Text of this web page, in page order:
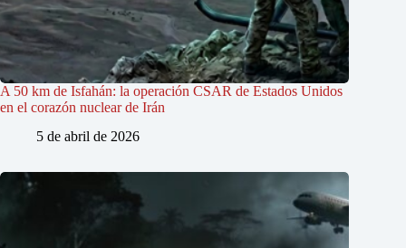
A 50 km de Isfahán: la operación CSAR de Estados Unidos
en el corazón nuclear de Irán
5 de abril de 2026